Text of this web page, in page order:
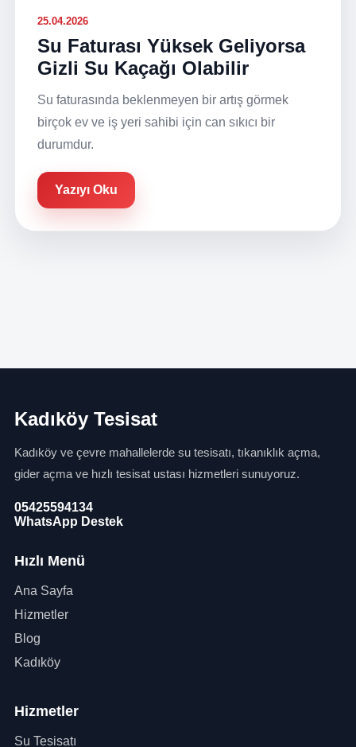
25.04.2026
Su Faturası Yüksek Geliyorsa
Gizli Su Kaçağı Olabilir
Su faturasında beklenmeyen bir artış görmek
birçok ev ve iş yeri sahibi için can sıkıcı bir
durumdur.
Yazıyı Oku
Kadıköy Tesisat
Kadıköy ve çevre mahallelerde su tesisatı, tıkanıklık açma,
gider açma ve hızlı tesisat ustası hizmetleri sunuyoruz.
05425594134
WhatsApp Destek
Hızlı Menü
Ana Sayfa
Hizmetler
Blog
Kadıköy
Hizmetler
Su Tesisatı